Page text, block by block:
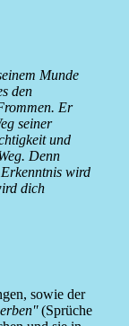
Munde
den
Er
seiner
und
Denn
wird
dich
sowie der
(Sprüche